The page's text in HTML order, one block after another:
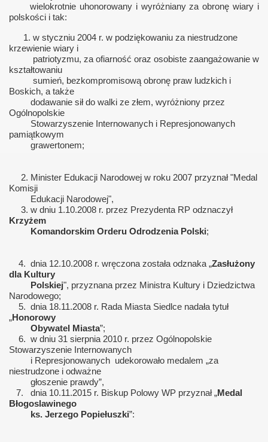
wielokrotnie uhonorowany i wyróżniany za obronę wiary i
polskości i tak:
1. w styczniu 2004 r. w podziękowaniu za niestrudzone
krzewienie wiary i
patriotyzmu, za ofiarność oraz osobiste zaangażowanie w
kształtowaniu
sumień, bezkompromisową obronę praw ludzkich i
Boskich, a także
dodawanie sił do walki ze złem, wyróżniony przez
Ogólnopolskie
Stowarzyszenie Internowanych i Represjonowanych
pamiątkowym
grawertonem;
2. Minister Edukacji Narodowej w roku 2007 przyznał "Medal
Komisji
Edukacji Narodowej",
3. w dniu 1.10.2008 r. przez Prezydenta RP odznaczył
Krzyżem
Komandorskim Orderu Odrodzenia Polski;
4. dnia 12.10.2008 r. wręczona została odznaka „Zasłużony
dla Kultury
Polskiej", przyznana przez Ministra Kultury i Dziedzictwa
Narodowego;
5. dnia 18.11.2008 r. Rada Miasta Siedlce nadała tytuł
„Honorowy
Obywatel Miasta”;
6. w dniu 31 sierpnia 2010 r. przez Ogólnopolskie
Stowarzyszenie Internowanych
i Represjonowanych udekorowało medalem „za
niestrudzone i odważne
głoszenie prawdy”,
7. dnia 10.11.2015 r. Biskup Polowy WP przyznał „Medal
Błogoslawinego
ks. Jerzego Popiełuszki”:
i Janusza Olewińskiego